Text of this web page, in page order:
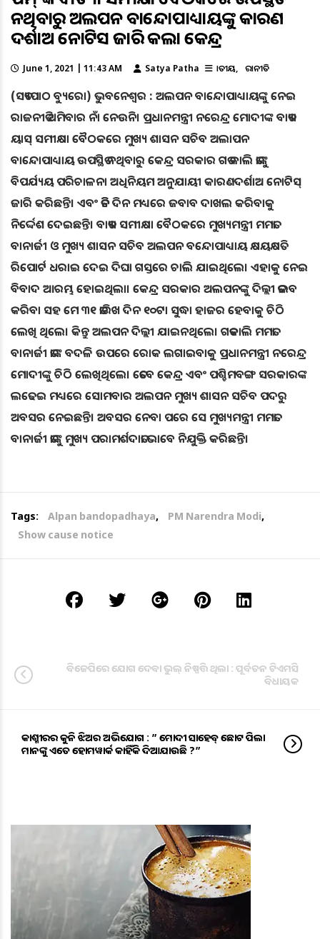
ନଥିବାରୁ ଅଲପନ ବାନ୍ଦୋପାଧ୍ୟାୟଙ୍କୁ କାରଣ
ଦର୍ଶାଅ ନୋଟିସ ଜାରି କଲା କେନ୍ଦ୍ର
June 1, 2021 | 11:43 AM Satya Patha ଜାତୀୟ ରାଜନୀତି
(ସତ୍ୟପାଠ ବ୍ୟୁରୋ) ଭୁବନେଶ୍ୱର : ଅଲପନ ବାନ୍ଦୋପାଧ୍ୟାୟଙ୍କୁ ନେଇ
ରାଜନୀତି ଥମିବାର ନାଁ ନେଉନି। ପ୍ରଧାନମନ୍ତ୍ରୀ ନରେନ୍ଦ୍ର ମୋଦୀଙ୍କ ବାତ୍ୟା
ୟାସ୍ ସମୀକ୍ଷା ବୈଠକରେ ମୁଖ୍ୟ ଶାସନ ସଚିବ ଅଲାପନ
ବାନ୍ଦୋପାଧ୍ୟାୟ ଉପସ୍ଥିତ ନଥିବାରୁ କେନ୍ଦ୍ର ସରକାର ଗତ କାଲି ତାଙ୍କୁ
ବିପର୍ଯ୍ୟୟ ପରିଚାଳନା ଅଧିନିୟମ ଅନୁଯାୟୀ କାରଣଦର୍ଶାଅ ନୋଟିସ୍
ଜାରି କରିଛନ୍ତି। ଏବଂ ତିନି ଦିନ ମଧ୍ୟରେ ଜବାବ ଦାଖଲ କରିବାକୁ
ନିର୍ଦ୍ଦେଶ ଦେଇଛନ୍ତି। ବାତ୍ୟା ସମୀକ୍ଷା ବୈଠକରେ ମୁଖ୍ୟମନ୍ତ୍ରୀ ମମତା
ବାନାର୍ଜୀ ଓ ମୁଖ୍ୟ ଶାସନ ସଚିବ ଅଲପନ ବନ୍ଦୋପାଧ୍ୟାୟ କ୍ଷୟକ୍ଷତି
ରିପୋର୍ଟ ଧରାଇ ଦେଇ ଦିଘା ଗସ୍ତରେ ଚାଲି ଯାଇଥିଲେ। ଏହାକୁ ନେଇ
ବିବାଦ ଆରମ୍ଭ ହୋଇଥିଲା। କେନ୍ଦ୍ର ସରକାର ଅଲପନଙ୍କୁ ଦିଲ୍ଲୀ ତଲବ
କରିବା ସହ ମେ ୩୧ ତାରିଖ ଦିନ ୧୦ଟା ସୁଦ୍ଧା ହାଜର ହେବାକୁ ଚିଠି
ଲେଖି ଥିଲେ। କିନ୍ତୁ ଅଲପନ ଦିଲ୍ଲୀ ଯାଇନଥିଲେ। ଗତକାଲି ମମତା
ବାନାର୍ଜୀ ତାଙ୍କ ବଦଳି ଉପରେ ରୋକ ଲଗାଇବାକୁ ପ୍ରଧାନମନ୍ତ୍ରୀ ନରେନ୍ଦ୍ର
ମୋଦୀଙ୍କୁ ଚିଠି ଲେଖିଥିଲେ। ତେବେ କେନ୍ଦ୍ର ଏବଂ ପଶ୍ଚିମବଙ୍ଗ ସରକାରଙ୍କ
ଲଢେଇ ମଧ୍ୟରେ ସୋମବାର ଅଲପନ ମୁଖ୍ୟ ଶାସନ ସଚିବ ପଦରୁ
ଅବସର ନେଇଛନ୍ତି। ଅବସର ନେବା ପରେ ସେ ମୁଖ୍ୟମନ୍ତ୍ରୀ ମମତା
ବାନାର୍ଜୀ ତାଙ୍କୁ ମୁଖ୍ୟ ପରାମର୍ଶଦାତା ଭାବେ ନିଯୁକ୍ତି କରିଛନ୍ତି।
Tags: Alpan bandopadhaya, PM Narendra Modi,
Show cause notice
ବିଜେପିରେ ଯୋଗ ଦେବା ଭୁଲ୍ ନିଷ୍ପତ୍ତି ଥିଲା : ପୂର୍ବତନ ଟିଏମସି
ବିଧାୟକ
କାଶ୍ମୀରର କୁନି ଝିଅର ଅଭିଯୋଗ : ” ମୋଦୀ ସାହେବ୍ ଛୋଟ ପିଲା
ମାନଙ୍କୁ ଏତେ ହୋମୱାର୍କ କାହିଁକି ଦିଆଯାଉଛି ?”